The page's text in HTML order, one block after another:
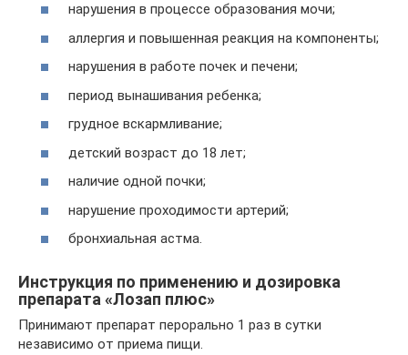
нарушения в процессе образования мочи;
аллергия и повышенная реакция на компоненты;
нарушения в работе почек и печени;
период вынашивания ребенка;
грудное вскармливание;
детский возраст до 18 лет;
наличие одной почки;
нарушение проходимости артерий;
бронхиальная астма.
Инструкция по применению и дозировка
препарата «Лозап плюс»
Принимают препарат перорально 1 раз в сутки
независимо от приема пищи.